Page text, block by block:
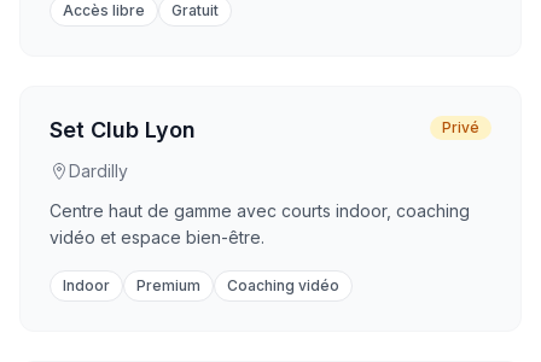
Accès libre Gratuit
Set Club Lyon Privé
Dardilly
Centre haut de gamme avec courts indoor, coaching
vidéo et espace bien-être.
Indoor Premium Coaching vidéo